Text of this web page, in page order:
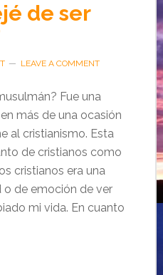
de ser
LEAVE A COMMENT
Fue una
más de una ocasión
al cristianismo. Esta
de cristianos como
cristianos era una
o de emoción de ver
mi vida. En cuanto